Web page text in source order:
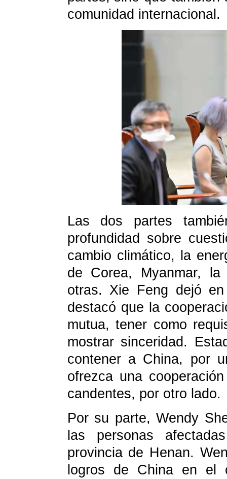
comunidad internacional.
Las dos partes
profundidad sobre
cambio climático, la
de Corea, Myanmar,
otras. Xie Feng dejó
destacó que la
mutua, tener como
mostrar sinceridad.
contener a China, por
ofrezca una
candentes, por otro lado.
Por su parte, Wendy
las personas
provincia de Henan.
logros de China en el